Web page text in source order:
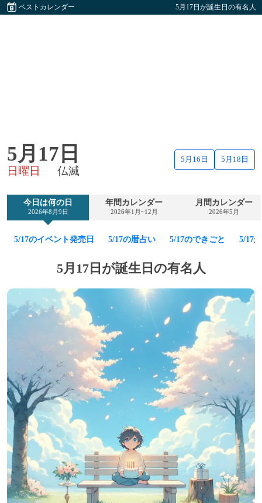
ベストカレンダー 5月17日が誕生日の有名人
5月17日
日曜日 仏滅
5月16日 5月18日
今日は何の日
2026年8月9日
年間カレンダー
2026年1月~12月
月間カレンダー
2026年5月
5/17のイベント発売日 5/17の暦占い 5/17のできごと 5/17
5月17日が誕生日の有名人